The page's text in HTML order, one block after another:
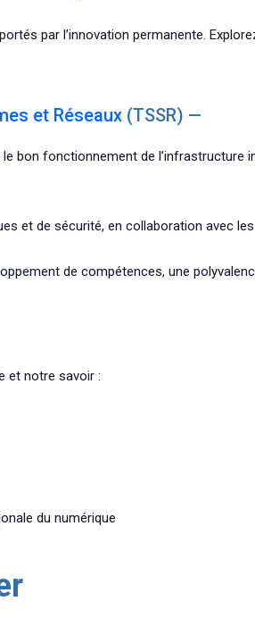
par l’innovation permanente.
et Réseaux (TSSR) —
bon fonctionnement de l’infrastructure
et de sécurité, en collaboration avec les
de compétences, une
et notre savoir :
du numérique